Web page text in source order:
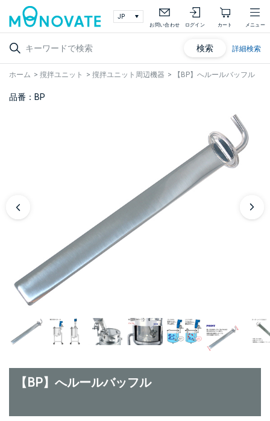
お問い合わせ ログイン カート メニュー
検索 詳細検索
ホーム > 撹拌ユニット > 撹拌ユニット周辺機器 > 【BP】へルールバッフル
品番：BP
【BP】へルールバッフル